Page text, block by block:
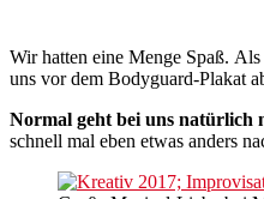
Wir hatten eine Menge Spaß.
uns vor dem Bodyguard-Plakat
Normal geht bei uns natürlich
schnell mal eben etwas anders